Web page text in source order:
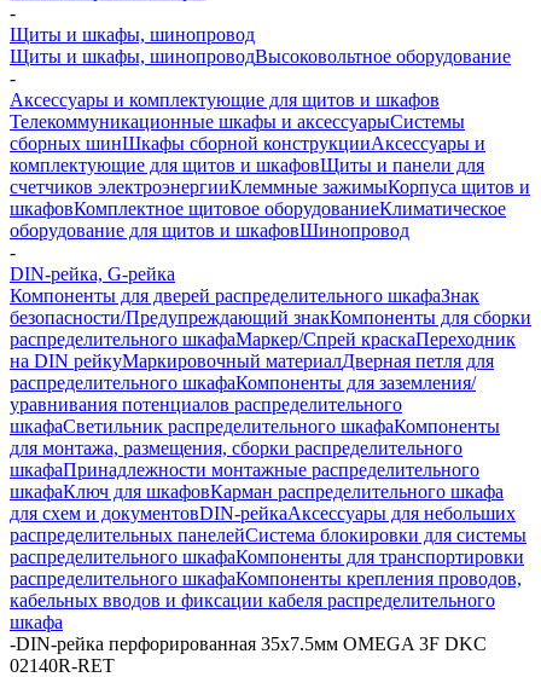
-
Щиты и шкафы, шинопровод
Щиты и шкафы, шинопроводВысоковольтное оборудование
-
Аксессуары и комплектующие для щитов и шкафов
Телекоммуникационные шкафы и аксессуарыСистемы
сборных шинШкафы сборной конструкцииАксессуары и
комплектующие для щитов и шкафовЩиты и панели для
счетчиков электроэнергииКлеммные зажимыКорпуса щитов и
шкафовКомплектное щитовое оборудованиеКлиматическое
оборудование для щитов и шкафовШинопровод
-
DIN-рейка, G-рейка
Компоненты для дверей распределительного шкафаЗнак
безопасности/Предупреждающий знакКомпоненты для сборки
распределительного шкафаМаркер/Спрей краскаПереходник
на DIN рейкуМаркировочный материалДверная петля для
распределительного шкафаКомпоненты для заземления/
уравнивания потенциалов распределительного
шкафаСветильник распределительного шкафаКомпоненты
для монтажа, размещения, сборки распределительного
шкафаПринадлежности монтажные распределительного
шкафаКлюч для шкафовКарман распределительного шкафа
для схем и документовDIN-рейкаАксессуары для небольших
распределительных панелейСистема блокировки для системы
распределительного шкафаКомпоненты для транспортировки
распределительного шкафаКомпоненты крепления проводов,
кабельных вводов и фиксации кабеля распределительного
шкафа
-DIN-рейка перфорированная 35х7.5мм OMEGA 3F DKC
02140R-RET